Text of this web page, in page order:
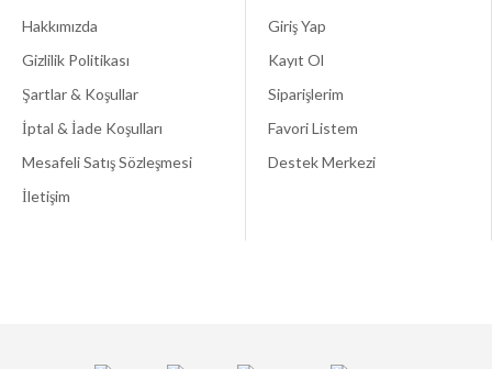
Hakkımızda
Gizlilik Politikası
Şartlar & Koşullar
İptal & İade Koşulları
Mesafeli Satış Sözleşmesi
İletişim
Giriş Yap
Kayıt Ol
Siparişlerim
Favori Listem
Destek Merkezi